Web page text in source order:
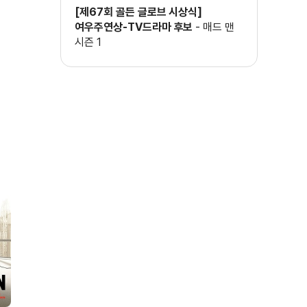
[제67회 골든 글로브 시상식]
여우주연상-TV드라마 후보 - 매드 맨
시즌 1